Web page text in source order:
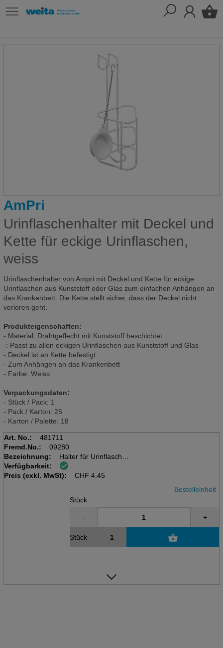
AmPri
Urinflaschenhalter mit Deckel und
Kette für eckige Urinflaschen,
weiss
Urinflaschenhalter von Ampri mit Deckel und Kette für eckige
Urinflaschen aus Kunststoff oder Glas zum einfachen Anhängen an
das Krankenbett. Die Kette stellt sicher, dass der Deckel nicht
verloren geht.
Produkteigenschaften:
- Material: Drahtgeflecht mit Kunststoff beschichtet
-: Passt zu allen eckigen Urinflaschen aus Kunststoff und Glas
- Deckel ist an Kette befestigt
- Zum Anhängen an das Krankenbett
- Farbe: Weiss
Verpackungsdaten:
- Stück / Pack: 1
- Pack / Karton: 25
- Karton / Palette: 18
Art. No.:
481711
Fremd.No.:
09280
Bezeichnung:
Halter für Urinflaschen
mit Deckel und Kette
(für eckige)
Verfügbarkeit:
Preis (exkl. MwSt):
CHF 4.45
Bestelleinheit
Stück
- +
Stück